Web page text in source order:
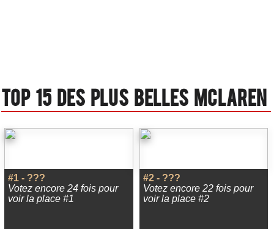
Top 15 des plus belles Mclaren
#1 - ???
Votez encore 24 fois pour
voir la place #1
#2 - ???
Votez encore 22 fois pour
voir la place #2